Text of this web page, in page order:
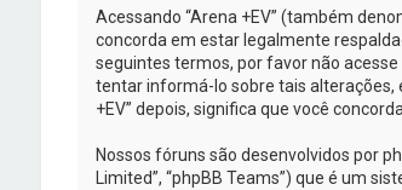
Acessando “Arena +EV” (também
concorda em estar legalmente
seguintes termos, por favor não
tentar informá-lo sobre tais alterações,
+EV” depois, significa que você
Nossos fóruns são desenvolvidos por
Limited”, “phpBB Teams”) que é um